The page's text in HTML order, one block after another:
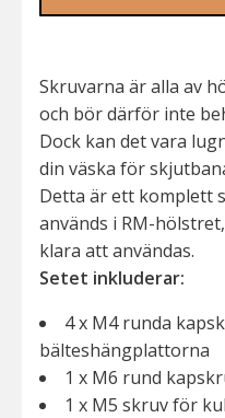
Skruvarna är alla av
och bör därför inte
Dock kan det vara
din väska för
Detta är ett komplett
används i RM-
klara att användas.
Setet inkluderar:
4 x M4 runda
bälteshängplattorna
1 x M6 rund
1 x M5 skruv för